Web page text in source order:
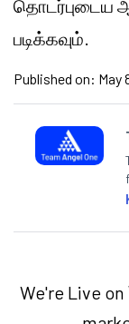
தொடர்புடைய
படிக்கவும்.
Published on: May
We're Live on